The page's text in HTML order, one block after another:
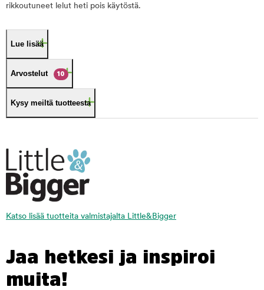
rikkoutuneet lelut heti pois käytöstä.
Lue lisää
Arvostelut 10
Kysy meiltä tuotteesta
Katso lisää tuotteita valmistajalta Little&Bigger
Jaa hetkesi ja inspiroi
muita!